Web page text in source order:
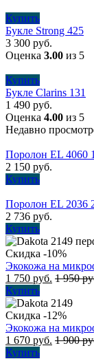
Купить
Букле Strong 425
3 300 руб.
Оценка 3.00 из 5
Купить
Букле Clarins 131
1 490 руб.
Оценка 4.00 из 5
Недавно
Поролон EL 4060
2 150 руб.
Купить
Поролон EL 2036
2 736 руб.
Купить
Скидка -10%
Экокожа на
1 750 руб. 1 950
Купить
Скидка -12%
Экокожа на
1 670 руб. 1 900
Купить